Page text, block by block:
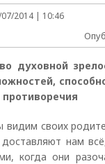
07/2014 | 10:46
духовной
видим своих
нам
когда они